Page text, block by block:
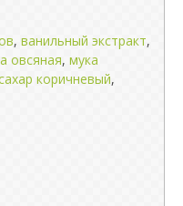
, ванильный экстракт,
овсяная, мука
коричневый,